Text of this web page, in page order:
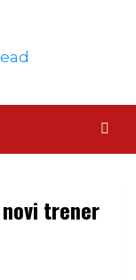
trener